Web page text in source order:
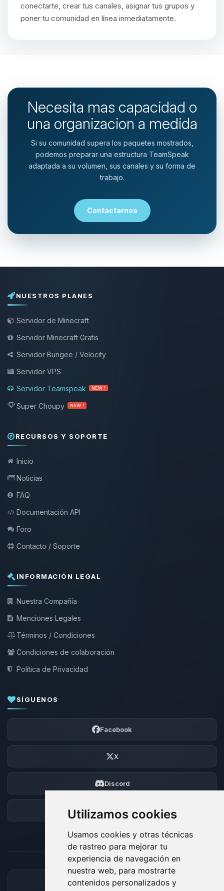
Utilizamos cookies
Usamos cookies y otras técnicas
de rastreo para mejorar tu
experiencia de navegación en
nuestra web, para mostrarte
contenidos personalizados y
conectarte, crear tus canales, asignar tus grupos y
poner tu comunidad en línea inmediatamente.
Necesita mas capacidad o
una organizacion a medida
Si su comunidad supera los paquetes mostrados,
podemos preparar una estructura TeamSpeak
adaptada a su volumen, sus canales y su forma de
trabajo.
Contactarnos
NUESTROS PLANES
Servidor de Minecraft
Servidor Minecraft Gratis
Servidor Bungee / Velocity
Servidor VPS
Servidor Teamspeak
NEW !
Super Choupy NEW !
RECURSOS Y SOPORTE
Inicio
Noticias
FAQ
Documentación API
Foro
Contacto / Soporte
INFORMACIÓN LEGAL
Nuestra Compañía
Menciones Legales
Términos / Condiciones
Condiciones de colaboración
Política de Privacidad
SÍGUENOS
Facebook
X
Discord
Foro
MÉTODOS DE PAGO ACEPTADOS